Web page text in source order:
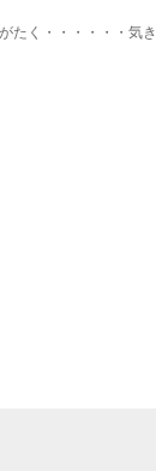
たく・・・・・・気き